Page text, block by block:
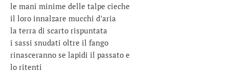
le mani minime delle talpe cieche
il loro innalzare mucchi d’aria
la terra di scarto rispuntata
i sassi snudati oltre il fango
rinasceranno se lapidi il passato e
lo ritenti